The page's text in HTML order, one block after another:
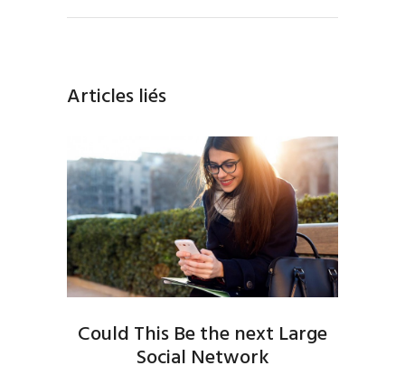
Articles liés
Could This Be the next Large
Social Network